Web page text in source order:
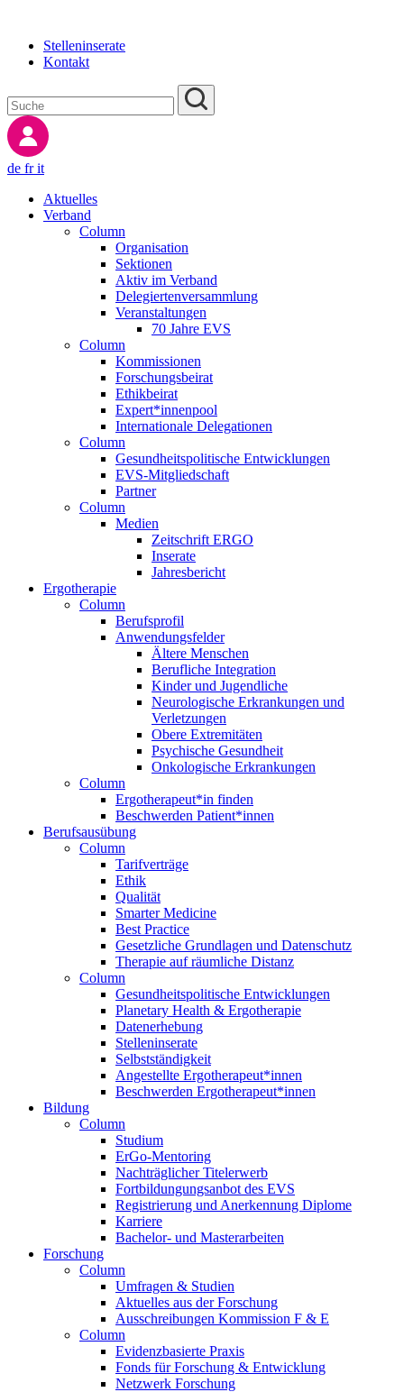
Stelleninserate
Kontakt
de frit
Aktuelles
Verband
Column
Organisation
Sektionen
Aktiv im Verband
Delegiertenversammlung
Veranstaltungen
70 Jahre EVS
Column
Kommissionen
Forschungsbeirat
Ethikbeirat
Expert*innenpool
Internationale Delegationen
Column
Gesundheitspolitische Entwicklungen
EVS-Mitgliedschaft
Partner
Column
Medien
Zeitschrift ERGO
Inserate
Jahresbericht
Ergotherapie
Column
Berufsprofil
Anwendungsfelder
Ältere Menschen
Berufliche Integration
Kinder und Jugendliche
Neurologische Erkrankungen und
Verletzungen
Obere Extremitäten
Psychische Gesundheit
Onkologische Erkrankungen
Column
Ergotherapeut*in finden
Beschwerden Patient*innen
Berufsausübung
Column
Tarifverträge
Ethik
Qualität
Smarter Medicine
Best Practice
Gesetzliche Grundlagen und Datenschutz
Therapie auf räumliche Distanz
Column
Gesundheitspolitische Entwicklungen
Planetary Health & Ergotherapie
Datenerhebung
Stelleninserate
Selbstständigkeit
Angestellte Ergotherapeut*innen
Beschwerden Ergotherapeut*innen
Bildung
Column
Studium
ErGo-Mentoring
Nachträglicher Titelerwerb
Fortbildungungsanbot des EVS
Registrierung und Anerkennung Diplome
Karriere
Bachelor- und Masterarbeiten
Forschung
Column
Umfragen & Studien
Aktuelles aus der Forschung
Ausschreibungen Kommission F & E
Column
Evidenzbasierte Praxis
Fonds für Forschung & Entwicklung
Netzwerk Forschung